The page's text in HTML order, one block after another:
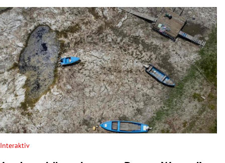
Interaktiv